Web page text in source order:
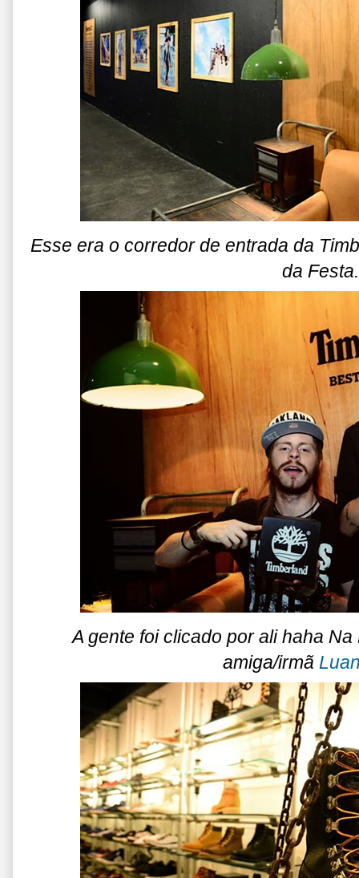
Esse era o corredor de entrada da
da Festa.
A gente foi clicado por ali haha Na
amiga/irmã